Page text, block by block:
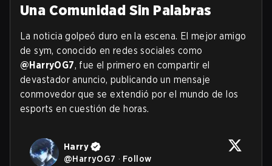
Una Comunidad Sin Palabras
La noticia golpeó duro en la escena. El mejor amigo
de sym, conocido en redes sociales como
@HarryOG7, fue el primero en compartir el
devastador anuncio, publicando un mensaje
conmovedor que se extendió por el mundo de los
esports en cuestión de horas.
Harry
@HarryOG7 · Follow